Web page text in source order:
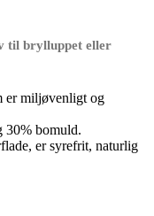
til brylluppet eller
er miljøvenligt og
30% bomuld.
er syrefrit, naturlig